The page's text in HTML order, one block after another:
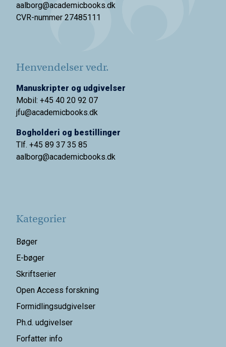
aalborg@academicbooks.dk
CVR-nummer 27485111
Henvendelser vedr.
Manuskripter og udgivelser
Mobil: +45 40 20 92 07
jfu@academicbooks.dk
Bogholderi og bestillinger
Tlf. +45 89 37 35 85
aalborg@academicbooks.dk
Kategorier
Bøger
E-bøger
Skriftserier
Open Access forskning
Formidlingsudgivelser
Ph.d. udgivelser
Forfatter info